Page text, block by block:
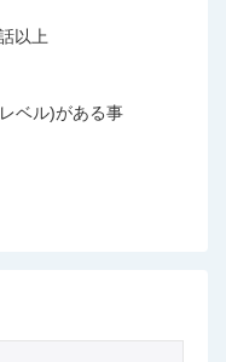
以上
ベル)がある事